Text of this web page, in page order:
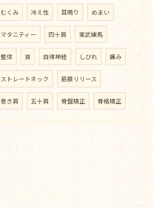
むくみ 冷え性 耳鳴り めまい
マタニティー 四十肩 東武練馬
整体 首 自律神経 しびれ 痛み
ストレートネック 筋膜リリース
巻き肩 五十肩 骨盤矯正 骨格矯正